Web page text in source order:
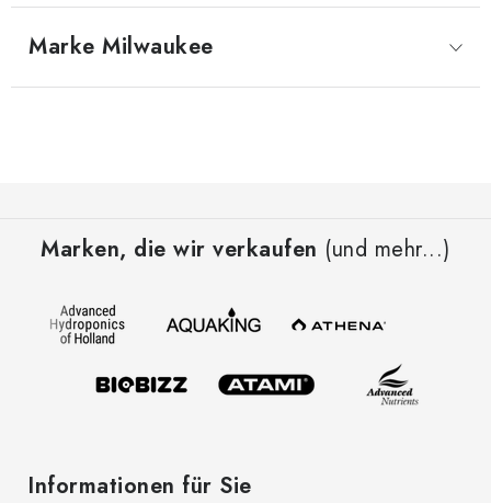
Marke Milwaukee
Marken, die wir verkaufen (und mehr...)
Informationen für Sie